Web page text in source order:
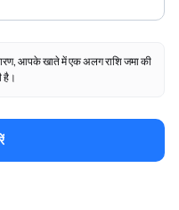
आपके खाते में एक अलग राशि जमा की
है।